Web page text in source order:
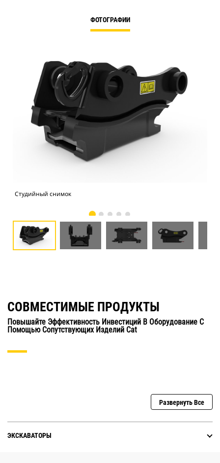
ФОТОГРАФИИ
Студийный снимок
СОВМЕСТИМЫЕ ПРОДУКТЫ
Повышайте Эффективность Инвестиций В Оборудование С
Помощью Сопутствующих Изделий Cat
Развернуть Все
ЭКСКАВАТОРЫ